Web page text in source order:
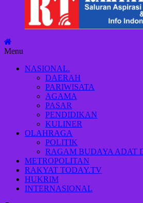
Saluran
aspirasi
keadilan
Menu
NASIONAL.
DAERAH
PARIWISATA
AGAMA
PASAR
PENDIDIKAN
KULINER
OLAHRAGA
POLITIK
RAGAM BUDAYA ADAT
METROPOLITAN
RAKYAT TODAY.TV
HUKRIM
INTERNASIONAL